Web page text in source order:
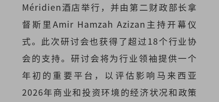
Méridien酒店举行，并由第二财政部长拿
督斯里Amir Hamzah Azizan主持开幕仪
式。此次研讨会也获得了超过18个行业协
会的支持。研讨会将为行业领袖提供一个
年初的重要平台，以评估影响马来西亚
2026年商业和投资环境的经济状况和政策